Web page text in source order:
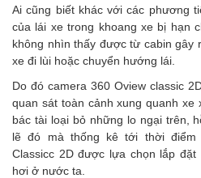
Ai cũng biết khác với các phương
của lái xe trong khoang xe bị hạn
không nhìn thấy được từ cabin gây
xe đi lùi hoặc chuyển hướng lái.
Do đó camera 360 Oviewclassic
quan sát toàn cảnh xung quanh xe
bác tài loại bỏ những lo ngại trên,
lẽ đó mà thống kê tới thời điểm
Classicc 2D được lựa chọn lắp
hơi ở nước ta.